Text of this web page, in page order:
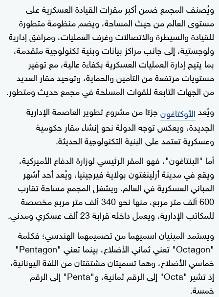
ويُصنف المجمع ضمن أكبر مقرات القيادة العسكرية على
مستوى العالم من حيث المساحة، ويضم منظومة متطورة
للقيادة والسيطرة والاتصالات وغرف العمليات، ومرافق إدارية
ولوجستية، إلى جانب مراكز بيانات وبنية تكنولوجية متقدمة،
بما يتيح إدارة العمليات العسكرية بكفاءة عالية، مع توفير
مستويات مرتفعة من التأمين والحماية، وتوحيد مقار العديد
من الجهات التابعة للقوات المسلحة في مجمع حديث ومتطور.
ويُعدالأوكتاغونجزءًا من مشروع تطوير العاصمة الإدارية
الجديدة، ويعكس توجه الدولة نحو إنشاء مقار حكومية
وعسكرية تعتمد على البنية التكنولوجية الحديثة.
أما "البنتاغون"، فهو المقر الرئيسي لوزارة الدفاع الأميركية،
ويقع في مدينة أرلينغتون بولاية فيرجينيا، ويُعد أحد أشهر
المباني العسكرية في العالم. ويشغل المجمع مساحة تقارب
600 ألف متر مربع، منها نحو 340 ألف متر مربع مخصصة
للمكاتب الإدارية، ويعمل داخله قرابة 23 ألف عسكري ومدني.
ويستمد المبنيان اسميهما من تصميمهما الهندسي؛ فكلمة
"Octagon" تعني ثماني الأضلاع، بينما تعني "Pentagon"
خماسي الأضلاع، وهما تسميتان مشتقتان من اللغة اليونانية،
إذ تشير "Octa" إلى الرقم ثمانية، و"Penta" إلى الرقم
خمسة.